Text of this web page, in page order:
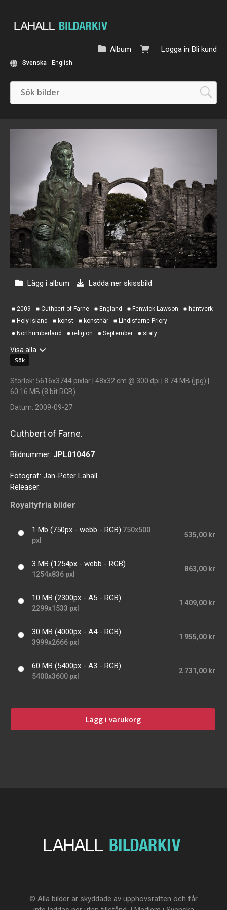
Logga in Bli kund
Album
Svenska English
Lägg i album Ladda ner skissbild
2009 Cuthbert of Farne England Fenwick Lawson
hantverk
Holy Island
konst konstnär
Lindisfarne Priory
Northumberland
religion September staty
Visa alla
Storlek: 5616x3744 pixlar | 48x32 cm @ 300 dpi | 8.74 MB (jpg) |
60.16 MB (8 bit RGB)
Datum: 2009-09-27
Cuthbert of Farne.
Bildnummer: JPL010467
Fotograf: Jan-Peter Lahall
Releaser:
Royaltyfria bilder
1 Mb (750px - webb - RGB) 750x500
pxl
535,00 kr
3 MB (1254px - webb - RGB)
1254x836 pxl
863,00 kr
10 MB (2300px - A5 - RGB)
2299x1533 pxl
1 409,00 kr
30 MB (4000px - A4 - RGB)
3999x2666 pxl
1 955,00 kr
60 MB (5400px - A3 - RGB)
5400x3600 pxl
2 731,00 kr
Lägg i varukorg
© Alla bilder är skyddade av upphovsrätten och får